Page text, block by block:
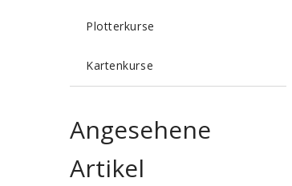
Plotterkurse
Kartenkurse
Angesehene
Artikel